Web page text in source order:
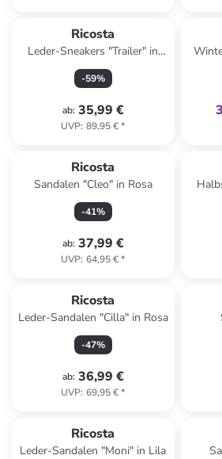
Ricosta
Leder-Sneakers "Trailer" in
Khaki/ Grau
-59%
ab: 35,99 €
UVP: 89,95 €*
Ricosta
Sandalen "Cleo" in Rosa
-41%
ab: 37,99 €
UVP: 64,95 €*
Ricosta
Leder-Sandalen "Cilla" in Rosa
-47%
ab: 36,99 €
UVP: 69,95 €*
Ricosta
Leder-Sandalen "Moni" in Lila